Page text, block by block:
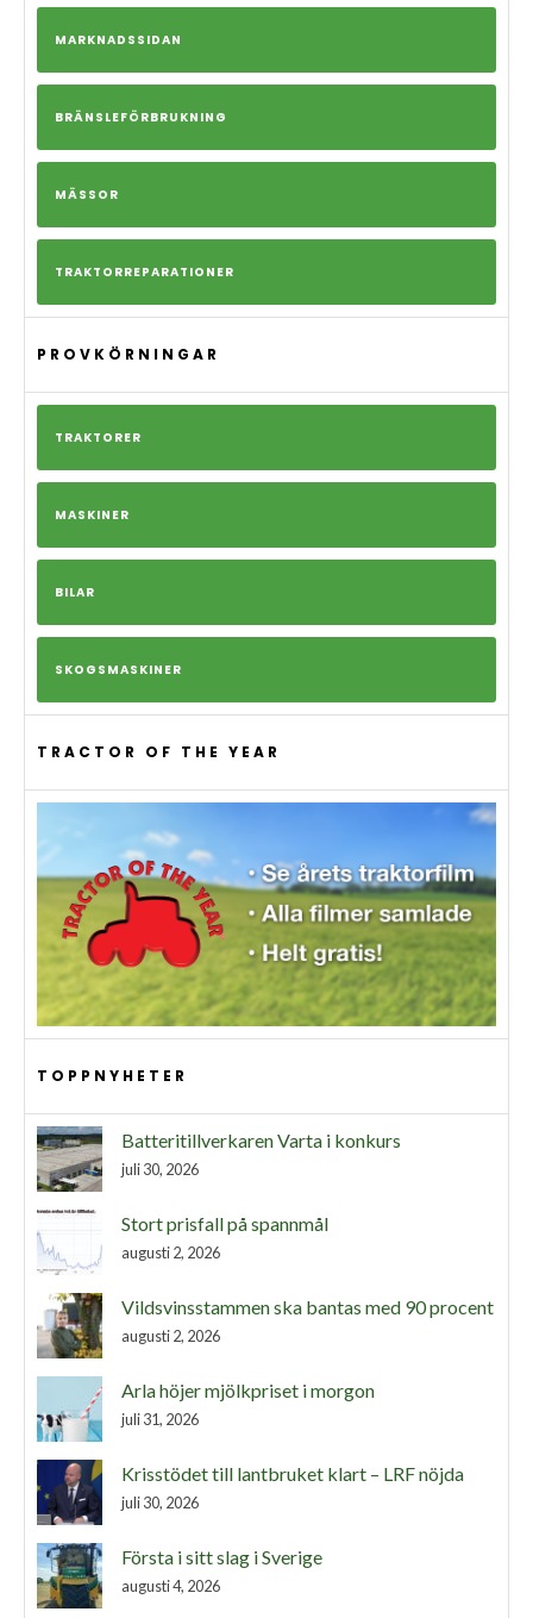
MARKNADSSIDAN
BRÄNSLEFÖRBRUKNING
MÄSSOR
TRAKTORREPARATIONER
PROVKÖRNINGAR
TRAKTORER
MASKINER
BILAR
SKOGSMASKINER
TRACTOR OF THE YEAR
TOPPNYHETER
Batteritillverkaren Varta i konkurs
juli 30, 2026
Stort prisfall på spannmål
augusti 2, 2026
Vildsvinsstammen ska bantas med 90 procent
augusti 2, 2026
Arla höjer mjölkpriset i morgon
juli 31, 2026
Krisstödet till lantbruket klart – LRF nöjda
juli 30, 2026
Första i sitt slag i Sverige
augusti 4, 2026